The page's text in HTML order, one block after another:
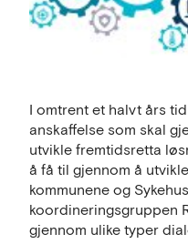
I omtrent et halvt års
anskaffelse som skal
utvikle fremtidsretta
å få til gjennom å
kommunene og
koordineringsgruppen
gjennom ulike typer